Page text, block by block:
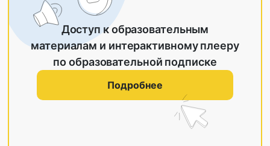
Доступ к образовательным
материалам и интерактивному плееру
по образовательной подписке
Подробнее